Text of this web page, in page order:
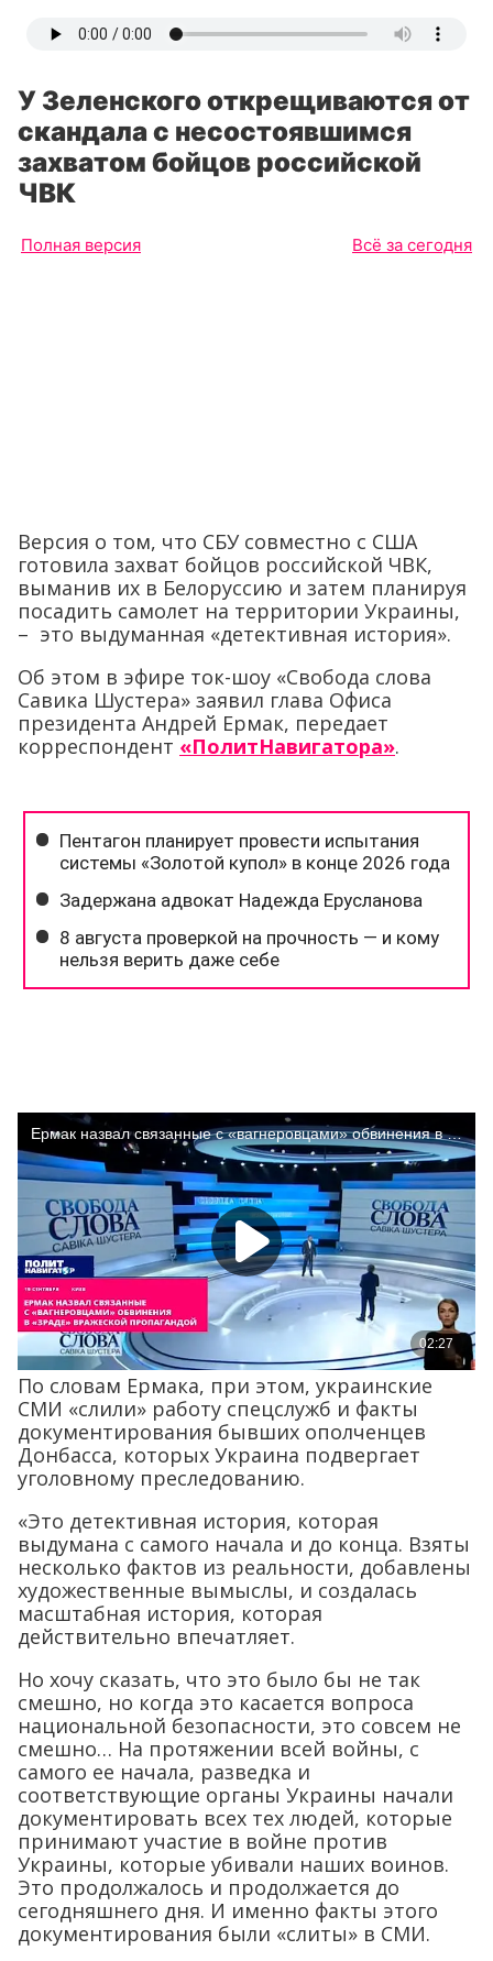
У Зеленского открещиваются от
скандала с несостоявшимся
захватом бойцов российской
ЧВК
Полная версия Всё за сегодня
Версия о том, что СБУ совместно с США
готовила захват бойцов российской ЧВК,
выманив их в Белоруссию и затем планируя
посадить самолет на территории Украины,
– это выдуманная «детективная история».
Об этом в эфире ток-шоу «Свобода слова
Савика Шустера» заявил глава Офиса
президента Андрей Ермак, передает
корреспондент «ПолитНавигатора».
По словам Ермака, при этом, украинские
СМИ «слили» работу спецслужб и факты
документирования бывших ополченцев
Донбасса, которых Украина подвергает
уголовному преследованию.
«Это детективная история, которая
выдумана с самого начала и до конца. Взяты
несколько фактов из реальности, добавлены
художественные вымыслы, и создалась
масштабная история, которая
действительно впечатляет.
Но хочу сказать, что это было бы не так
смешно, но когда это касается вопроса
национальной безопасности, это совсем не
смешно… На протяжении всей войны, с
самого ее начала, разведка и
соответствующие органы Украины начали
документировать всех тех людей, которые
принимают участие в войне против
Украины, которые убивали наших воинов.
Это продолжалось и продолжается до
сегодняшнего дня. И именно факты этого
документирования были «слиты» в СМИ.